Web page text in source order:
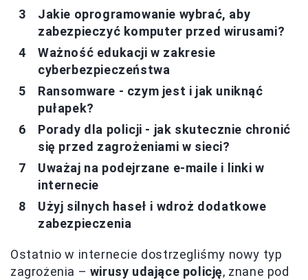
Jakie oprogramowanie wybrać, aby
zabezpieczyć komputer przed wirusami?
Ważność edukacji w zakresie
cyberbezpieczeństwa
Ransomware - czym jest i jak uniknąć
pułapek?
Porady dla policji - jak skutecznie chronić
się przed zagrożeniami w sieci?
Uważaj na podejrzane e-maile i linki w
internecie
Użyj silnych haseł i wdroż dodatkowe
zabezpieczenia
Ostatnio w internecie dostrzegliśmy nowy typ
zagrożenia – wirusy udające policję, znane pod